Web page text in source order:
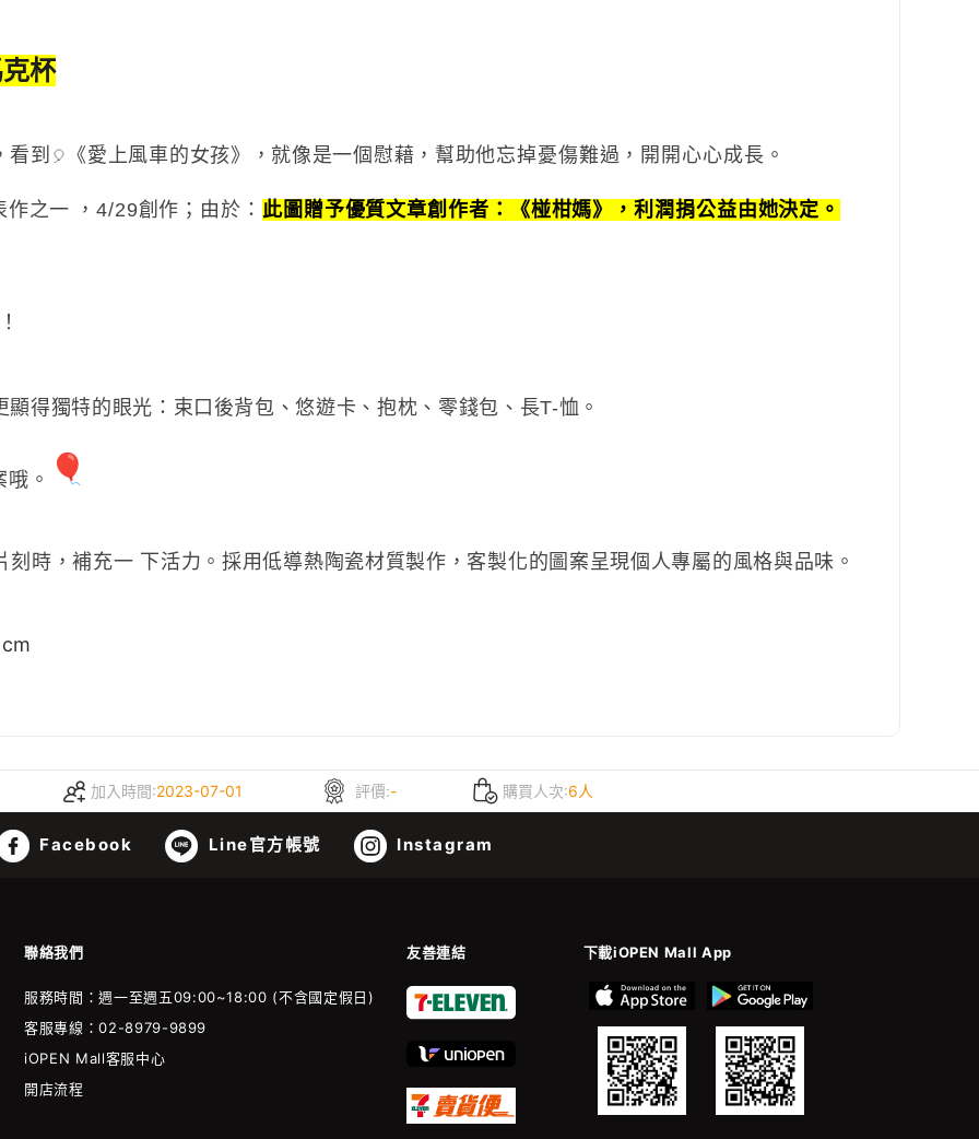
杯
看到 🎈 《愛上風車的女孩》，就像是一個慰藉，幫助他忘掉憂傷難過，開開心心成長。
作之一 ， 4/29創作；由於： 此圖贈予優質文章創作者：《椪柑媽》，利潤捐公益由她決定。
得獨特的眼光：束口後背包、悠遊卡、抱枕、零錢包、長T-恤。
。
時，補充一 下活力。採用低導熱陶瓷材質製作，客製化的圖案呈現個人專屬的風格與品味。
加入時間:2023-07-01 評價:- 購買人次:6人
Facebook Line官方帳號 Instagram
聯絡我們 友善連結 下載iOPEN Mall App
服務時間：週一至週五09:00~18:00 (不含國定假日)
客服專線：02-8979-9899
iOPEN Mall客服中心
開店流程